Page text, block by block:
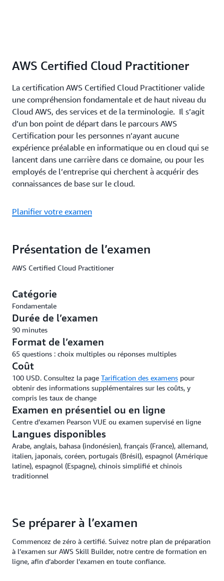
AWS Certified Cloud Practitioner
La certification AWS Certified Cloud Practitioner valide
une compréhension fondamentale et de haut niveau du
Cloud AWS, des services et de la terminologie. Il s’agit
d’un bon point de départ dans le parcours AWS
Certification pour les personnes n’ayant aucune
expérience préalable en informatique ou en cloud qui se
lancent dans une carrière dans ce domaine, ou pour les
employés de l’entreprise qui cherchent à acquérir des
connaissances de base sur le cloud.
Planifier votre examen
Présentation de l’examen
AWS Certified Cloud Practitioner
Catégorie
Fondamentale
Durée de l’examen
90 minutes
Format de l’examen
65 questions : choix multiples ou réponses multiples
Coût
100 USD. Consultez la page Tarification des examens pour
obtenir des informations supplémentaires sur les coûts, y
compris les taux de change
Examen en présentiel ou en ligne
Centre d’examen Pearson VUE ou examen supervisé en ligne
Langues disponibles
Arabe, anglais, bahasa (indonésien), français (France), allemand,
italien, japonais, coréen, portugais (Brésil), espagnol (Amérique
latine), espagnol (Espagne), chinois simplifié et chinois
traditionnel
Se préparer à l’examen
Commencez de zéro à certifié. Suivez notre plan de préparation
à l’examen sur AWS Skill Builder, notre centre de formation en
ligne, afin d’aborder l’examen en toute confiance.